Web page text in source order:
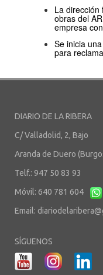
La dirección
obras del
empresa
Se inicia
para
DIARIO DE LA RIBERA
C/ Valladolid, 2, Bajo
Aranda de Duero
Telf.: 947 50 83 93
Móvil: 640 781 604
Email:
SÍGUENOS